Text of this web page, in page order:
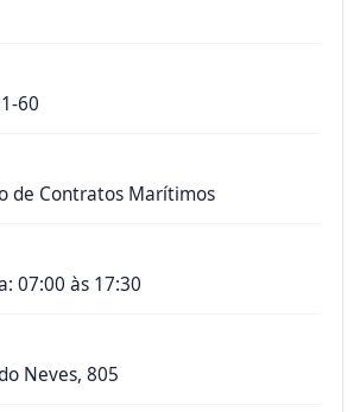
60
de Contratos Marítimos
07:00 às 17:30
Neves, 805